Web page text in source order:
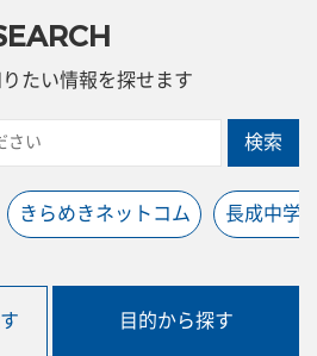
たい情報を探せます
検索
きらめきネットコム 長成中学
目的から探す